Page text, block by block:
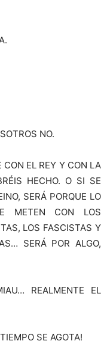
NO.
CON EL REY Y CON LA
HECHO. O SI SE
SERÁ PORQUE LO
METEN CON LOS
LOS FASCISTAS Y
SERÁ POR ALGO,
REALMENTE EL
SE AGOTA!